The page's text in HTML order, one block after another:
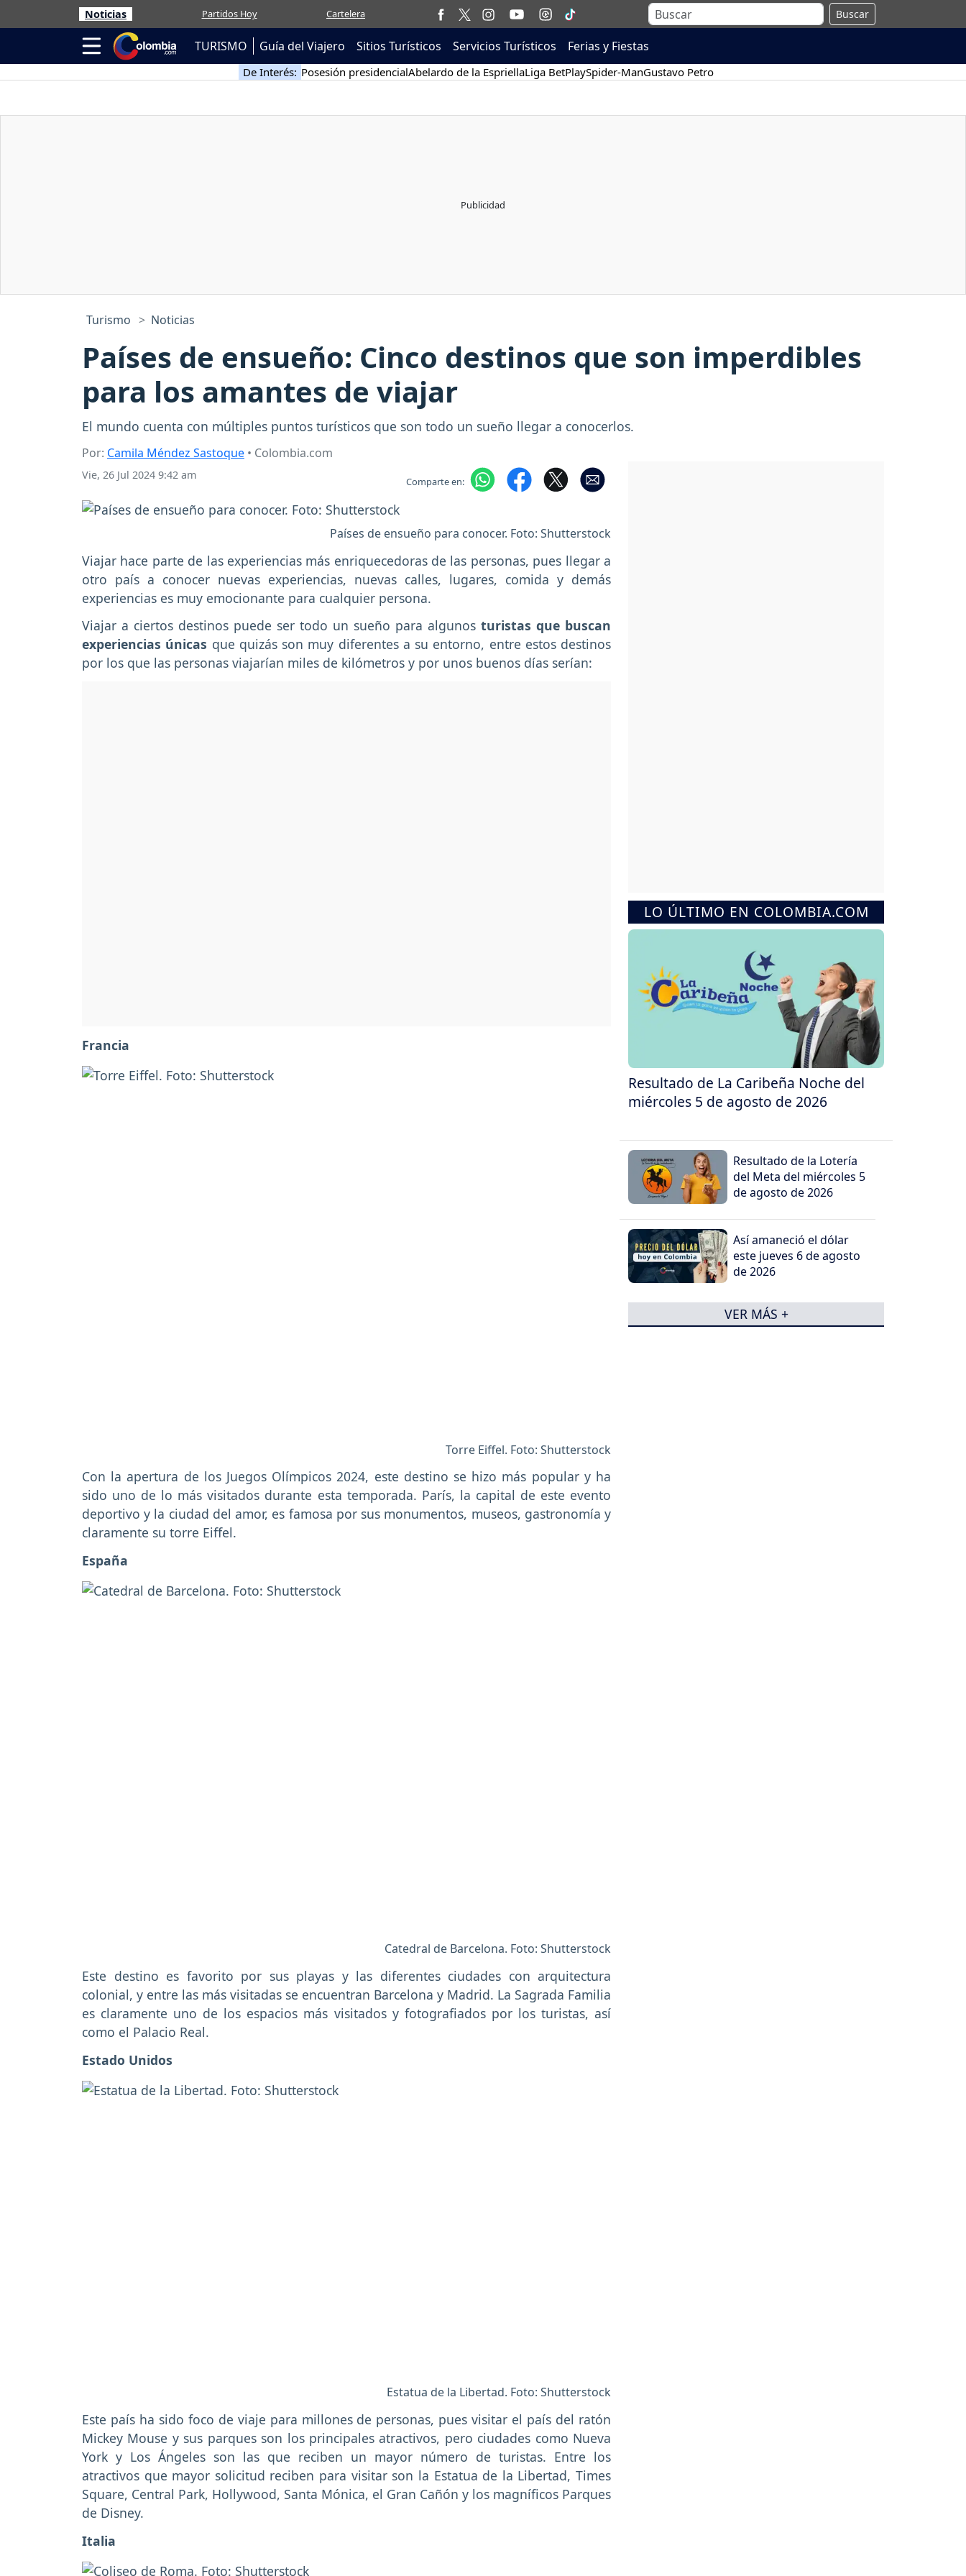
Noticias Partidos Hoy Cartelera Buscar
TURISMO Guía del Viajero Sitios Turísticos Servicios Turísticos Ferias y Fiestas
De Interés: Posesión presidencialAbelardo de la EspriellaLiga BetPlaySpider-ManGustavo Petro
Turismo Noticias
Países de ensueño: Cinco destinos que son imperdibles
para los amantes de viajar
El mundo cuenta con múltiples puntos turísticos que son todo un sueño llegar a conocerlos.
Por: Camila Méndez Sastoque • Colombia.com
Vie, 26 Jul 2024 9:42 am Comparte en:
Países de ensueño para conocer. Foto: Shutterstock
Viajar hace parte de las experiencias más enriquecedoras de las personas, pues llegar a
otro país a conocer nuevas experiencias, nuevas calles, lugares, comida y demás
experiencias es muy emocionante para cualquier persona.
Viajar a ciertos destinos puede ser todo un sueño para algunos turistas que buscan
experiencias únicas que quizás son muy diferentes a su entorno, entre estos destinos
por los que las personas viajarían miles de kilómetros y por unos buenos días serían:
Francia
Torre Eiffel. Foto: Shutterstock
Con la apertura de los Juegos Olímpicos 2024, este destino se hizo más popular y ha
sido uno de lo más visitados durante esta temporada. París, la capital de este evento
deportivo y la ciudad del amor, es famosa por sus monumentos, museos, gastronomía y
claramente su torre Eiffel.
España
Catedral de Barcelona. Foto: Shutterstock
Este destino es favorito por sus playas y las diferentes ciudades con arquitectura
colonial, y entre las más visitadas se encuentran Barcelona y Madrid. La Sagrada Familia
es claramente uno de los espacios más visitados y fotografiados por los turistas, así
como el Palacio Real.
Estado Unidos
Estatua de la Libertad. Foto: Shutterstock
Este país ha sido foco de viaje para millones de personas, pues visitar el país del ratón
Mickey Mouse y sus parques son los principales atractivos, pero ciudades como Nueva
York y Los Ángeles son las que reciben un mayor número de turistas. Entre los
atractivos que mayor solicitud reciben para visitar son la Estatua de la Libertad, Times
Square, Central Park, Hollywood, Santa Mónica, el Gran Cañón y los magníficos Parques
de Disney.
Italia
LO ÚLTIMO EN COLOMBIA.COM
Resultado de La Caribeña Noche del
miércoles 5 de agosto de 2026
Resultado de la Lotería
del Meta del miércoles 5
de agosto de 2026
Así amaneció el dólar
este jueves 6 de agosto
de 2026
VER MÁS +